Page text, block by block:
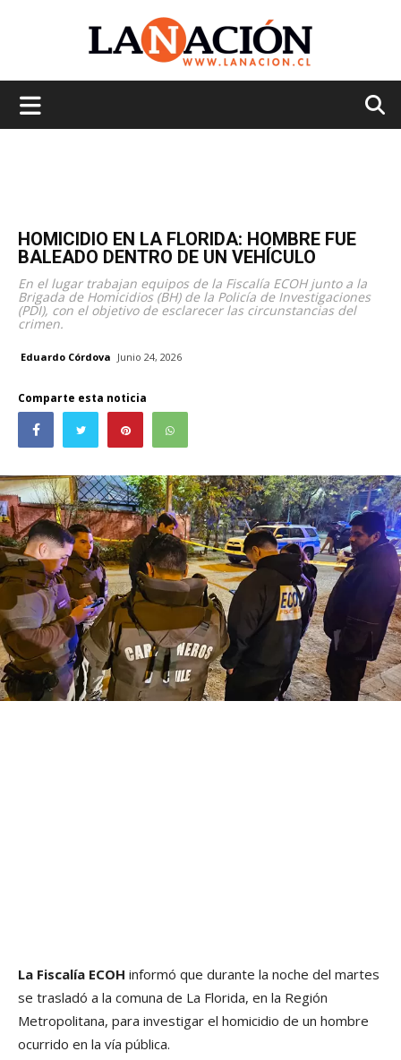
HOMICIDIO EN LA FLORIDA: HOMBRE FUE
BALEADO DENTRO DE UN VEHÍCULO
En el lugar trabajan equipos de la Fiscalía ECOH junto a la
Brigada de Homicidios (BH) de la Policía de Investigaciones
(PDI), con el objetivo de esclarecer las circunstancias del
crimen.
Eduardo Córdova Junio 24, 2026
Comparte esta noticia
La Fiscalía ECOH informó que durante la noche del martes
se trasladó a la comuna de La Florida, en la Región
Metropolitana, para investigar el homicidio de un hombre
ocurrido en la vía pública.